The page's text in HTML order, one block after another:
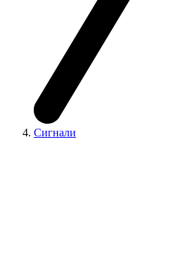
Сигнали